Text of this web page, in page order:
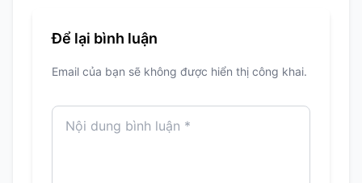
Để lại bình luận
Email của bạn sẽ không được hiển thị công khai.